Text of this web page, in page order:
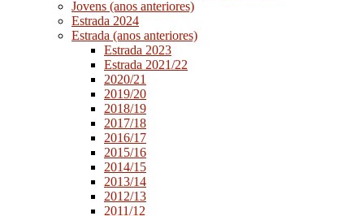
Jovens (anos anteriores)
Estrada 2024
Estrada (anos anteriores)
Estrada 2023
Estrada 2021/22
2020/21
2019/20
2018/19
2017/18
2016/17
2015/16
2014/15
2013/14
2012/13
2011/12